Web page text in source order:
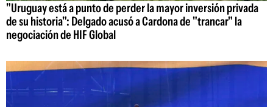
"Uruguay está a punto de perder la mayor inversión privada
de su historia": Delgado acusó a Cardona de "trancar" la
negociación de HIF Global